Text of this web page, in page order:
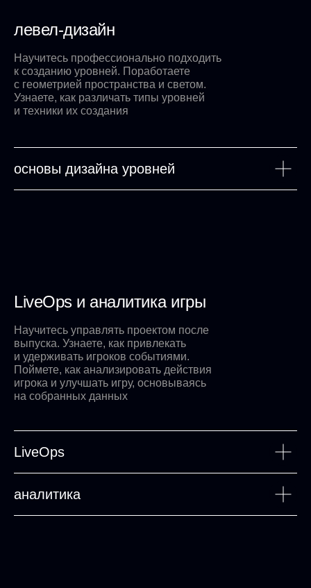
левел-дизайн
Научитесь профессионально подходить
к созданию уровней. Поработаете
с геометрией пространства и светом.
Узнаете, как различать типы уровней
и техники их создания
основы дизайна уровней
LiveOps и аналитика игры
Научитесь управлять проектом после
выпуска. Узнаете, как привлекать
и удерживать игроков событиями.
Поймете, как анализировать действия
игрока и улучшать игру, основываясь
на собранных данных
LiveOps
аналитика